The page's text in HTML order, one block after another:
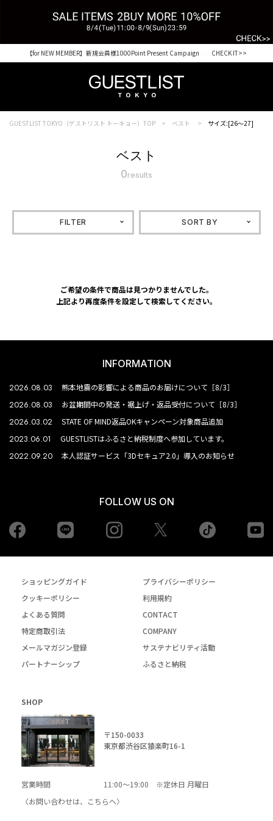
Shopping from outside Japan? Visit our Global Site here. >>
【for NEW MEMBER】新規会員様1000Point Present Campaign CHECK IT>>
GUESTLIST TOKYO（ゲストリスト トーキョー）TOP ベスト サイズ:[26～27]
ベスト
0results
FILTER SORT BY
ご希望の条件で商品は見つかりませんでした。
上記より再度条件を設定して検索してください。
INFORMATION
2026.08.03 熊本地震の影響による商品のお届けについて［8/3］
2026.08.03 お盆期間中の発送・裾上げ・返品受付について［8/3］
2026.03.02 STATE OF MIND返品OKキャンペーン対象商品追加
2023.06.01 GUESTLISTはふるさと納税制度へ参加しています。
2022.09.20 本人認証サービス「3Dセキュア2.0」導入のお知らせ
FOLLOW US ON
Facebook Instagram tiktok
ショッピングガイド
プライバシーポリシー
クッキーポリシー
利用規約
よくある質問
CONTACT
特定商取引法
COMPANY
メールマガジン登録
サステナビリティ活動
パートナーシップ
ふるさと納税
SHOP
〒150-0033
東京都渋谷区猿楽町16-1
営業時間
11:00～19:00 ※定休日 月曜日
〈お問い合わせは、
こちらへ〉